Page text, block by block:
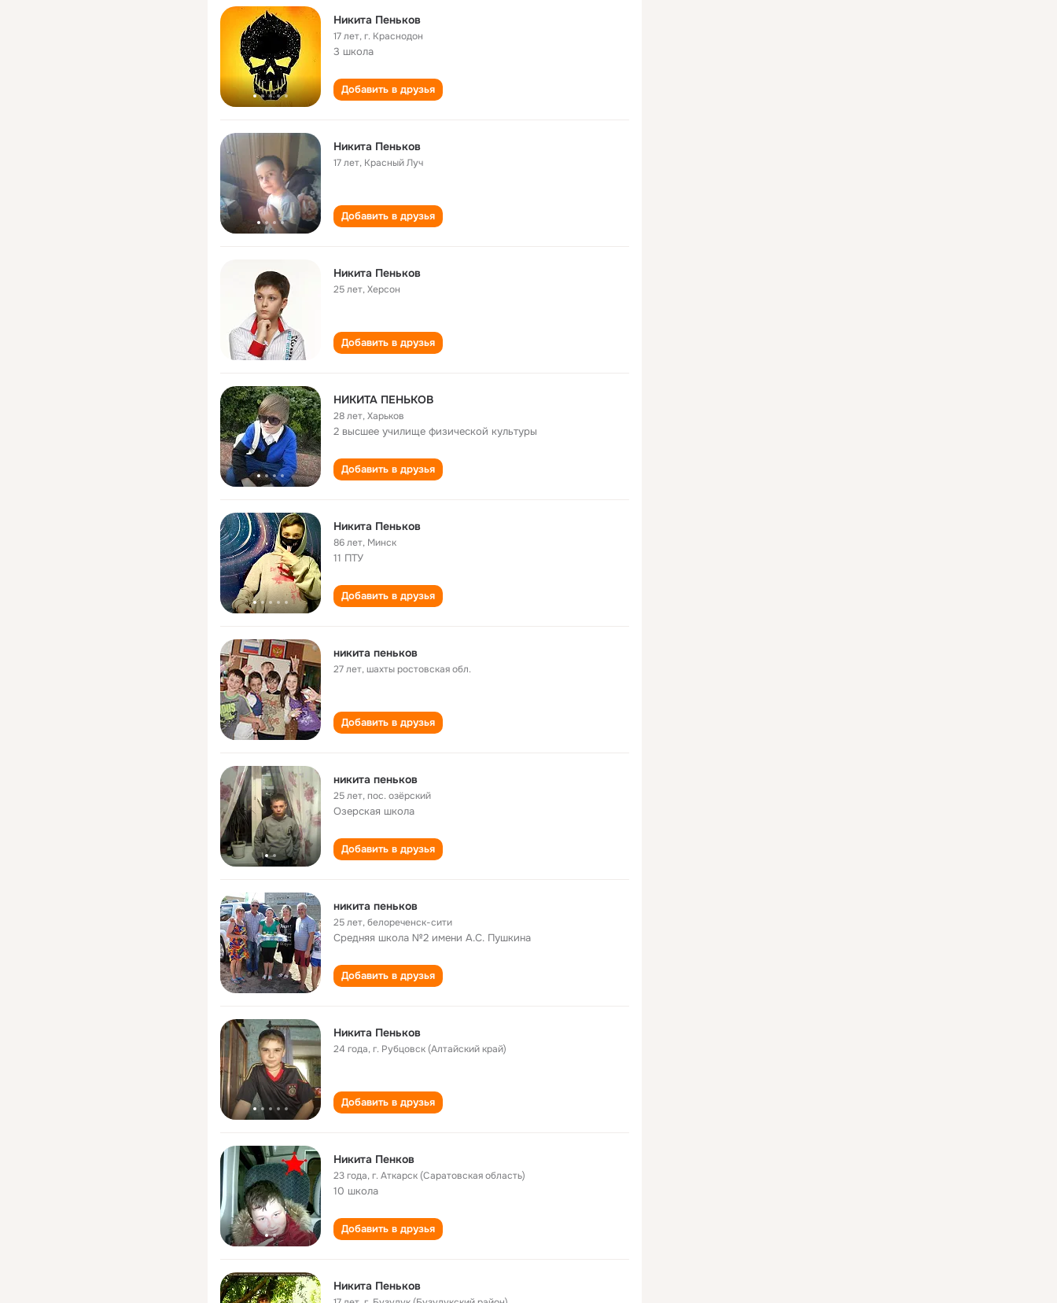
Никита Пеньков
17 лет,г. Краснодон
3 школа
Добавить в друзья
Никита Пеньков
17 лет, Красный Луч
Добавить в друзья
Никита Пеньков
25 лет,Херсон
Добавить в друзья
НИКИТА ПЕНЬКОВ
28 лет,Харьков
2 высшее училище физической культуры
Добавить в друзья
Никита Пеньков
86 лет, Минск
11 ПТУ
Добавить в друзья
никита пеньков
27 лет,шахты ростовская обл.
Добавить в друзья
никита пеньков
25 лет,пос. озёрский
Озерская школа
Добавить в друзья
никита пеньков
25 лет,белореченск-сити
Средняя школа №2 имени А.С. Пушкина
Добавить в друзья
Никита Пеньков
24 года,г. Рубцовск (Алтайский край)
Добавить в друзья
Никита Пенков
23 года,г. Аткарск (Саратовская область)
10 школа
Добавить в друзья
Никита Пеньков